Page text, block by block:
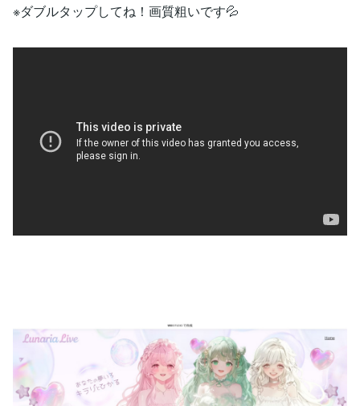
※ダブルタップしてね！画質粗いです💦